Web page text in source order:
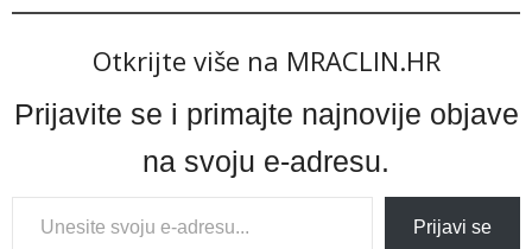
Otkrijte više na MRACLIN.HR
Prijavite se i primajte najnovije objave
na svoju e-adresu.
Type
Prijavi se